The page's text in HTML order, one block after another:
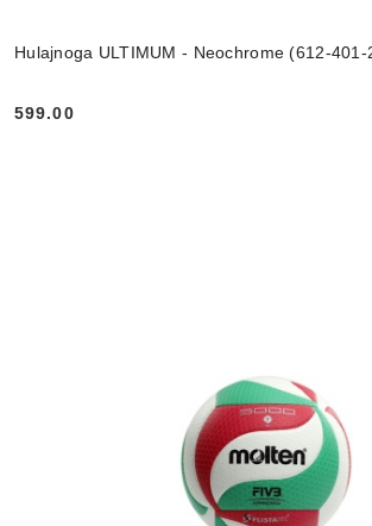
Hulajnoga ULTIMUM - Neochrome (612-401-
Cena:
599.00